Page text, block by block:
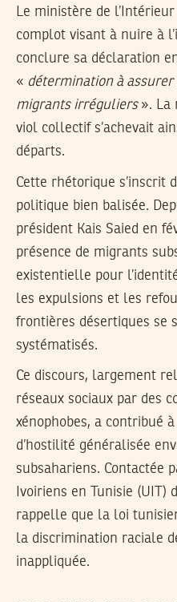
Le ministère de
complot visant à nuire à
conclure sa déclaration
« détermination à
migrants irréguliers». La
viol collectif s’achevait
départs.
Cette rhétorique s’inscrit
politique bien balisée.
président Kais Saied en
présence de migrants
existentielle pour
les expulsions et les
frontières désertiques se
systématisés.
Ce discours, largement
réseaux sociaux par des
xénophobes, a contribué
d’hostilité généralisée
subsahariens. Contactée
Ivoiriens en Tunisie
rappelle que la loi
la discrimination raciale
inappliquée.